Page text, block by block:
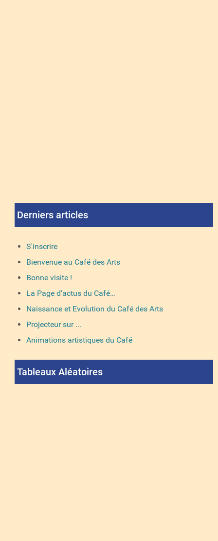
Derniers articles
S'inscrire
Bienvenue au Café des Arts
Bonne visite !
La Page d’actus du Café…
Naissance et Evolution du Café des Arts
Projecteur sur ...
Animations artistiques du Café
Tableaux Aléatoires